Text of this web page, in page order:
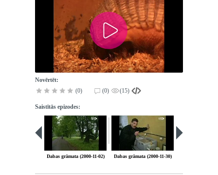
Novērtēt:
(0)
(0) (15)
Saistītās epizodes:
Dabas grāmata (2000-11-02) Dabas grāmata (2000-11-30)